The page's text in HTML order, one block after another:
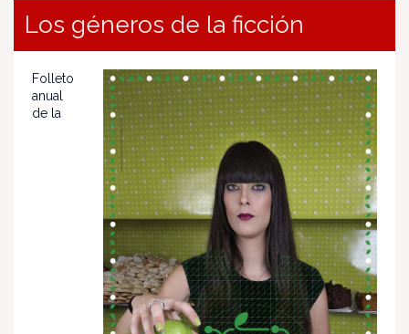
Los géneros de la ficción
Folleto
anual
de la